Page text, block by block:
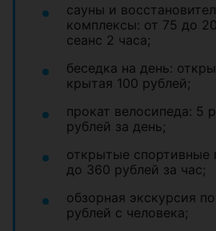
сауны и
комплексы: от 75 до
сеанс 2 часа;
беседка на день:
крытая 100 рублей;
прокат велосипеда: 5
рублей за день;
открытые спортивные
до 360 рублей за час;
обзорная экскурсия
рублей с человека;